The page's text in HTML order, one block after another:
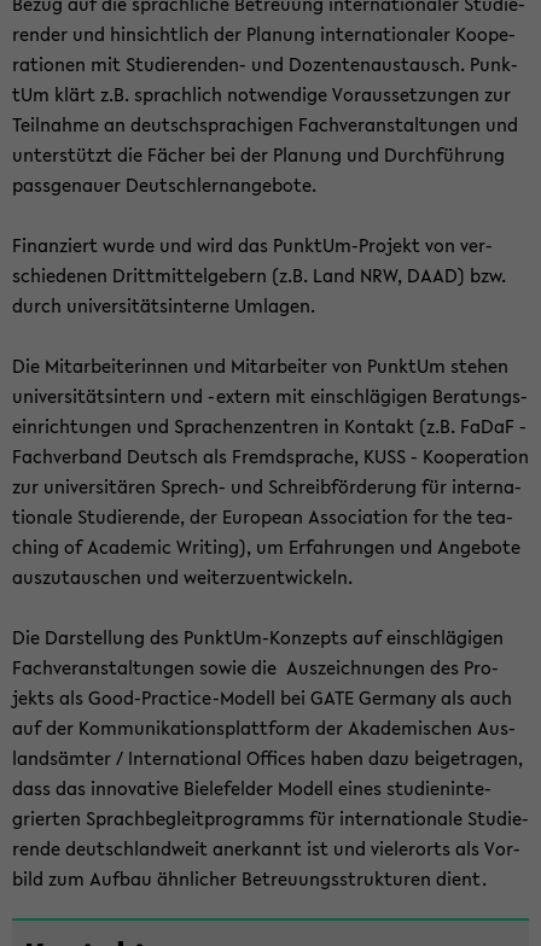
ren­der und hin­sicht­lich der Pla­nung in­ter­na­tio­na­ler Ko­ope­
ra­tio­nen mit Studierenden-​ und Do­zen­ten­aus­tausch. Punk­
tUm klärt z.B. sprach­lich not­wen­di­ge Vor­aus­set­zun­gen zur
Teil­nah­me an deutsch­spra­chi­gen Fach­ver­an­stal­tun­gen und
un­ter­stützt die Fä­cher bei der Pla­nung und Durch­füh­rung
pass­ge­nau­er Deutsch­lern­an­ge­bo­te.
Fi­nan­ziert wurde und wird das PunktUm-​Projekt von ver­
schie­de­nen Dritt­mit­tel­ge­bern (z.B. Land NRW, DAAD) bzw.
durch uni­ver­si­täts­in­ter­ne Um­la­gen.
Die Mit­ar­bei­te­rin­nen und Mit­ar­bei­ter von Punk­tUm ste­hen
uni­ver­si­täts­in­tern und -​extern mit ein­schlä­gi­gen Be­ra­tungs­
ein­rich­tun­gen und Spra­chen­zen­tren in Kon­takt (z.B. FaDaF -
Fach­ver­band Deutsch als Fremd­spra­che, KUSS - Ko­ope­ra­ti­on
zur uni­ver­si­tä­ren Sprech-​ und Schreib­för­de­rung für in­ter­na­
tio­na­le Stu­die­ren­de, der Eu­ropean As­so­cia­ti­on for the tea­
ching of Aca­de­mic Wri­ting), um Er­fah­run­gen und An­ge­bo­te
aus­zu­tau­schen und wei­ter­zu­ent­wi­ckeln.
Die Dar­stel­lung des PunktUm-​Konzepts auf ein­schlä­gi­gen
Fach­ver­an­stal­tun­gen sowie die Aus­zeich­nun­gen des Pro­
jekts als Good-​Practice-Modell bei GATE Ger­ma­ny als auch
auf der Kom­mu­ni­ka­ti­ons­platt­form der Aka­de­mi­schen Aus­
lands­äm­ter / In­ter­na­tio­nal Of­fices haben dazu bei­getra­gen,
dass das in­no­va­ti­ve Bie­le­fel­der Mo­dell eines stu­di­en­in­te­
grier­ten Sprach­be­gleit­pro­gramms für in­ter­na­tio­na­le Stu­die­
ren­de deutsch­land­weit an­er­kannt ist und vie­ler­orts als Vor­
bild zum Auf­bau ähn­li­cher Be­treu­ungs­struk­tu­ren dient.